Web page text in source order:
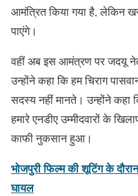
आमंत्रित किया गया है, लेकिन
पाएंगे।
वहीं अब इस आमंत्रण पर जदयू
उन्होंने कहा कि हम चिराग
सदस्य नहीं मानते। उन्होंने कहा
हमारे एनडीए उम्मीदवारों के
काफी नुकसान हुआ।
भोजपुरी फिल्म की शूटिंग के
घायल